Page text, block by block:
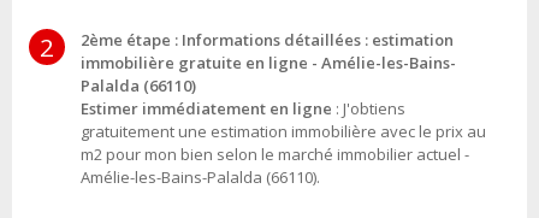
2
2ème étape : Informations détaillées : estimation
immobilière gratuite en ligne - Amélie-les-Bains-
Palalda (66110)
Estimer immédiatement en ligne : J'obtiens
gratuitement une estimation immobilière avec le prix au
m2 pour mon bien selon le marché immobilier actuel -
Amélie-les-Bains-Palalda (66110).